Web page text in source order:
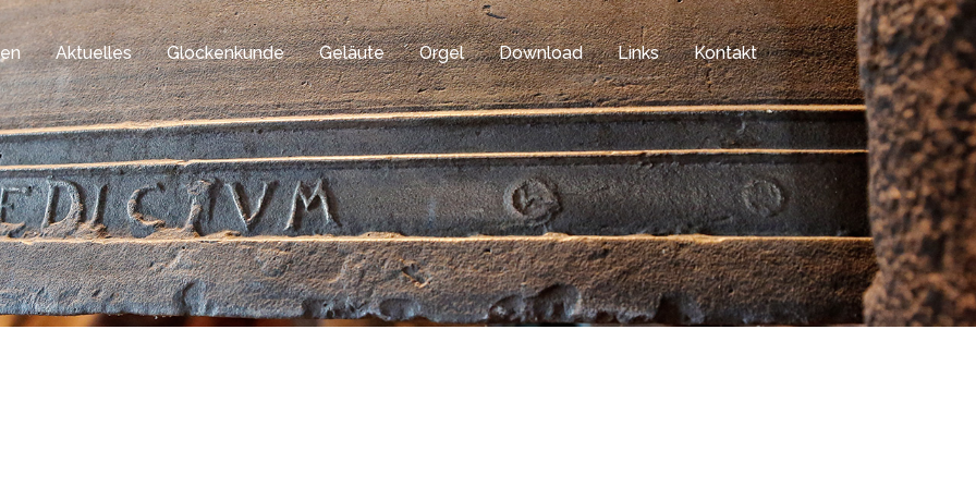
Aktuelles Glockenkunde Geläute Orgel Download Links Kontakt